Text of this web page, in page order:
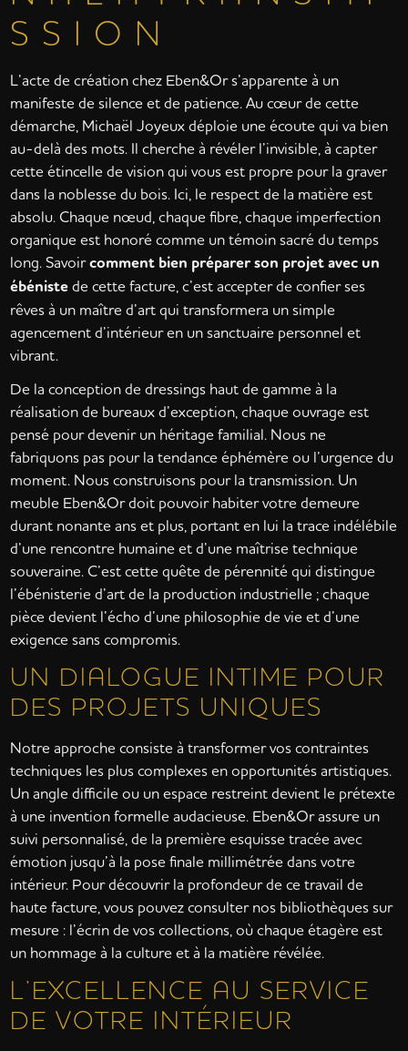
S S I O N
L’acte de création chez Eben&Or s’apparente à un
manifeste de silence et de patience. Au cœur de cette
démarche, Michaël Joyeux déploie une écoute qui va bien
au-delà des mots. Il cherche à révéler l’invisible, à capter
cette étincelle de vision qui vous est propre pour la graver
dans la noblesse du bois. Ici, le respect de la matière est
absolu. Chaque nœud, chaque fibre, chaque imperfection
organique est honoré comme un témoin sacré du temps
long. Savoircomment bien préparer son projet avec un
ébénistede cette facture, c’est accepter de confier ses
rêves à un maître d’art qui transformera un simple
agencement d’intérieur en un sanctuaire personnel et
vibrant.
De la conception de dressings haut de gamme à la
réalisation de bureaux d’exception, chaque ouvrage est
pensé pour devenir un héritage familial. Nous ne
fabriquons pas pour la tendance éphémère ou l’urgence du
moment. Nous construisons pour la transmission. Un
meuble Eben&Or doit pouvoir habiter votre demeure
durant nonante ans et plus, portant en lui la trace indélébile
d’une rencontre humaine et d’une maîtrise technique
souveraine. C’est cette quête de pérennité qui distingue
l’ébénisterie d’art de la production industrielle ; chaque
pièce devient l’écho d’une philosophie de vie et d’une
exigence sans compromis.
UN DIALOGUE INTIME POUR
DES PROJETS UNIQUES
Notre approche consiste à transformer vos contraintes
techniques les plus complexes en opportunités artistiques.
Un angle difficile ou un espace restreint devient le prétexte
à une invention formelle audacieuse. Eben&Or assure un
suivi personnalisé, de la première esquisse tracée avec
émotion jusqu’à la pose finale millimétrée dans votre
intérieur. Pour découvrir la profondeur de ce travail de
haute facture, vous pouvez consulter nos bibliothèques sur
mesure : l’écrin de vos collections, où chaque étagère est
un hommage à la culture et à la matière révélée.
L’EXCELLENCE AU SERVICE
DE VOTRE INTÉRIEUR